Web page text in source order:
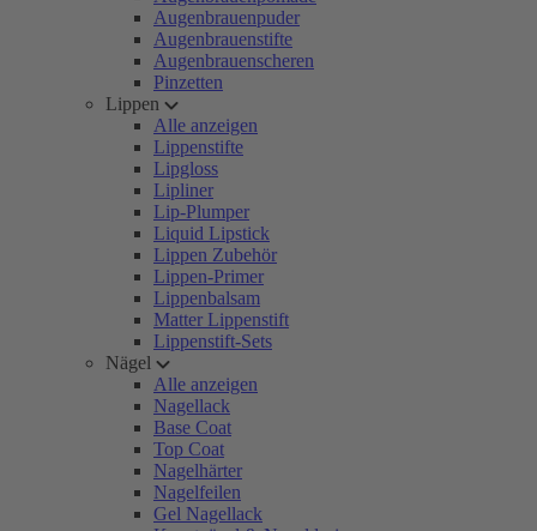
Augenbrauenpuder
Augenbrauenstifte
Augenbrauenscheren
Pinzetten
Lippen
Alle anzeigen
Lippenstifte
Lipgloss
Lipliner
Lip-Plumper
Liquid Lipstick
Lippen Zubehör
Lippen-Primer
Lippenbalsam
Matter Lippenstift
Lippenstift-Sets
Nägel
Alle anzeigen
Nagellack
Base Coat
Top Coat
Nagelhärter
Nagelfeilen
Gel Nagellack